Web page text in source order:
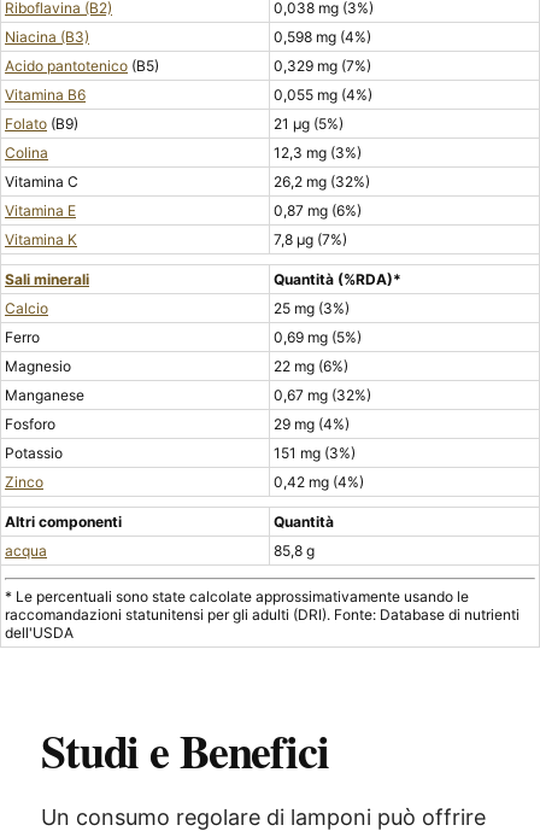
Riboflavina (B2)
0,038 mg (3%)
Niacina (B3)
0,598 mg (4%)
Acido pantotenico (B5)
0,329 mg (7%)
Vitamina B6
0,055 mg (4%)
Folato (B9)
21 μg (5%)
Colina
12,3 mg (3%)
Vitamina C
26,2 mg (32%)
Vitamina E
0,87 mg (6%)
Vitamina K
7,8 μg (7%)
Sali minerali
Quantità (%RDA)*
Calcio
25 mg (3%)
Ferro
0,69 mg (5%)
Magnesio
22 mg (6%)
Manganese
0,67 mg (32%)
Fosforo
29 mg (4%)
Potassio
151 mg (3%)
Zinco
0,42 mg (4%)
Altri componenti
Quantità
acqua
85,8 g
* Le percentuali sono state calcolate approssimativamente usando le
raccomandazioni statunitensi per gli adulti (DRI). Fonte: Database di nutrienti
dell'USDA
Studi e Benefici
Un consumo regolare di lamponi può offrire